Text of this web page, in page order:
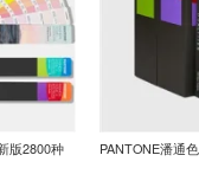
版2800种
PANTONE潘通